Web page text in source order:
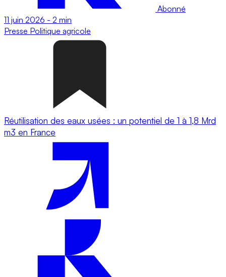
Abonné
11 juin 2026 - 2 min
Presse Politique agricole
Réutilisation des eaux usées : un potentiel de 1 à 1,8 Mrd
m3 en France